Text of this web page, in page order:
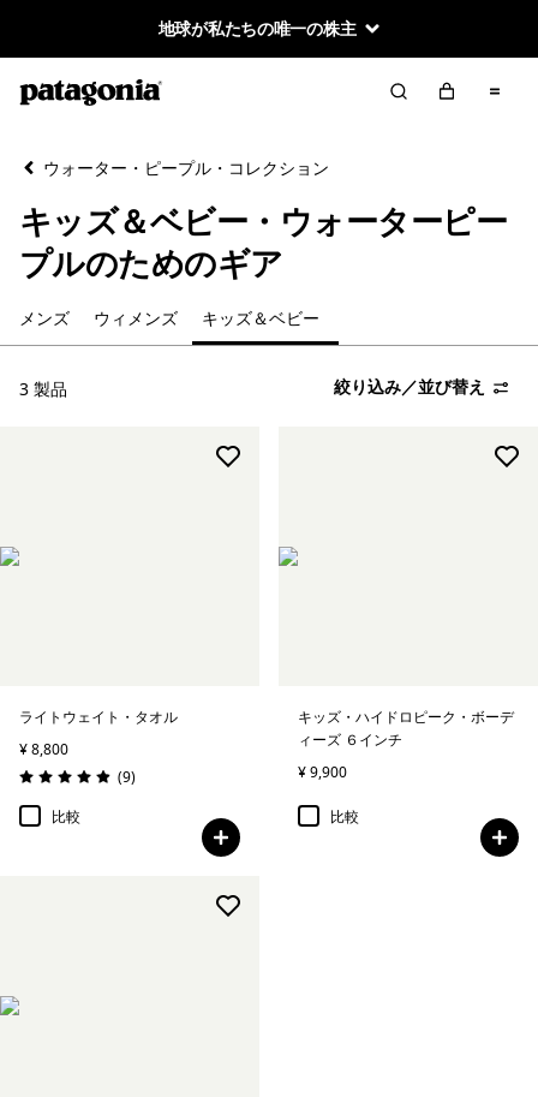
地球が私たちの唯一の株主
絞り込み／並び替え
絞り込み
カテゴリー
メンズ・ウォーター・ピープル
絞り込み
スポーツ
絞り込み
特長
ウォーター・ピープル・コレクション
キッズ＆ベビー・ウォーターピー
プルのためのギア
メンズ ウィメンズ キッズ＆ベビー
3 製品 絞り込み／並び替え
ライトウェイト・タオル
¥ 8,800
評価: 4.9 / 5
(9レビュー
)
比較
キッズ・ハイドロピーク・ボーデ
ィーズ ６インチ
¥ 9,900
比較